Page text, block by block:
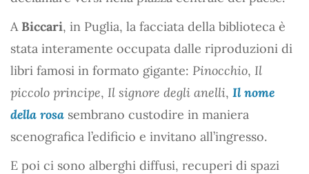
A Biccari, in Puglia, la facciata della biblioteca è
stata interamente occupata dalle riproduzioni di
libri famosi in formato gigante: Pinocchio, Il
piccolo principe, Il signore degli anelli, Il nome
della rosa sembrano custodire in maniera
scenografica l’edificio e invitano all’ingresso.
E poi ci sono alberghi diffusi, recuperi di spazi